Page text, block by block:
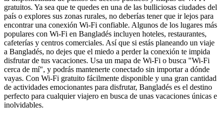
gratuitos. Ya sea que te quedes en una de las bulliciosas ciudades del
país o explores sus zonas rurales, no deberías tener que ir lejos para
encontrar una conexión Wi-Fi confiable. Algunos de los lugares más
populares con Wi-Fi en Bangladés incluyen hoteles, restaurantes,
cafeterías y centros comerciales. Así que si estás planeando un viaje
a Bangladés, no dejes que el miedo a perder la conexión te impida
disfrutar de tus vacaciones. Usa un mapa de Wi-Fi o busca "Wi-Fi
cerca de mí", y podrás mantenerte conectado sin importar a dónde
vayas. Con Wi-Fi gratuito fácilmente disponible y una gran cantidad
de actividades emocionantes para disfrutar, Bangladés es el destino
perfecto para cualquier viajero en busca de unas vacaciones únicas e
inolvidables.